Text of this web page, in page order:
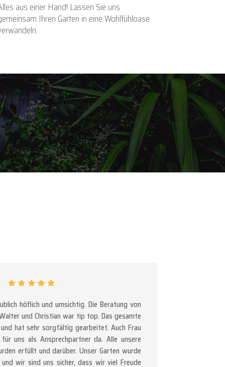
aus einer Hand! Lassen Sie uns
Ihren Garten in eine Wohlfühloase
höflich und umsichtig. Die Beratung von
und Christian war tip top. Das gesamte
hat sehr sorgfältig gearbeitet. Auch Frau
uns als Ansprechpartner da. Alle unsere
erfüllt und darüber. Unser Garten wurde
wir sind uns sicher, dass wir viel Freude